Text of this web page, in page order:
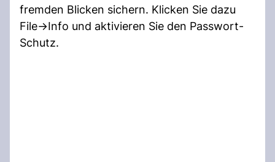
fremden Blicken sichern. Klicken Sie dazu
File->Info und aktivieren Sie den Passwort-
Schutz.